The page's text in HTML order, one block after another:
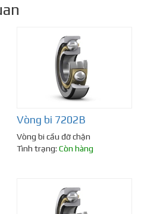
Vòng bi 7202B
Vòng bi cầu đỡ chặn
Tình trạng: Còn hàng